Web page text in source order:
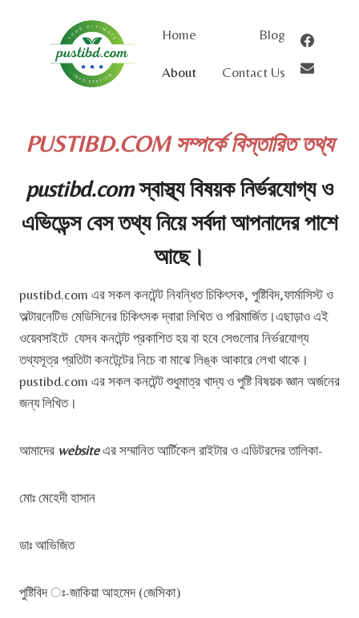
Home Blog
About Contact Us
PUSTIBD.COM সম্পর্কে বিস্তারিত তথ্য
pustibd.comস্বাস্থ্য বিষয়ক নির্ভরযোগ্য ও
এভিডেন্স বেস তথ্য নিয়ে সর্বদা আপনাদের পাশে
আছে।
pustibd.com এর সকল কনটেন্ট নিবন্ধিত চিকিৎসক, পুষ্টিবিদ,ফার্মাসিস্ট ও
অল্টারনেটিভ মেডিসিনের চিকিৎসক দ্বারা লিখিত ও পরিমার্জিত।এছাড়াও এই
ওয়েবসাইটে যেসব কনটেন্ট প্রকাশিত হয় বা হবে সেগুলোর নির্ভরযোগ্য
তথ্যসূত্র প্রতিটা কনটেন্টের নিচে বা মাঝে লিঙ্ক আকারে লেখা থাকে।
pustibd.com এর সকল কনটেন্ট শুধুমাত্র খাদ্য ও পুষ্টি বিষয়ক জ্ঞান অর্জনের
জন্য লিখিত।
আমাদের websiteএর সম্মানিত আর্টিকেল রাইটার ও এডিটরদের তালিকা-
মোঃ মেহেদী হাসান
ডাঃ আভিজিত
পুষ্টিবিদ ঃ-জাকিয়া আহমেদ (জেসিকা)